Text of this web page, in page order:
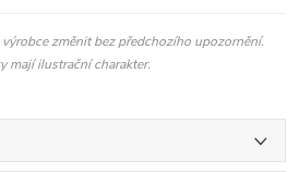
výrobce změnit bez předchozího upozornění.
mají ilustrační charakter.